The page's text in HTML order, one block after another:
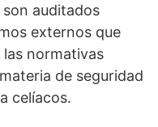
auditados
externos que
normativas
de seguridad
celíacos.